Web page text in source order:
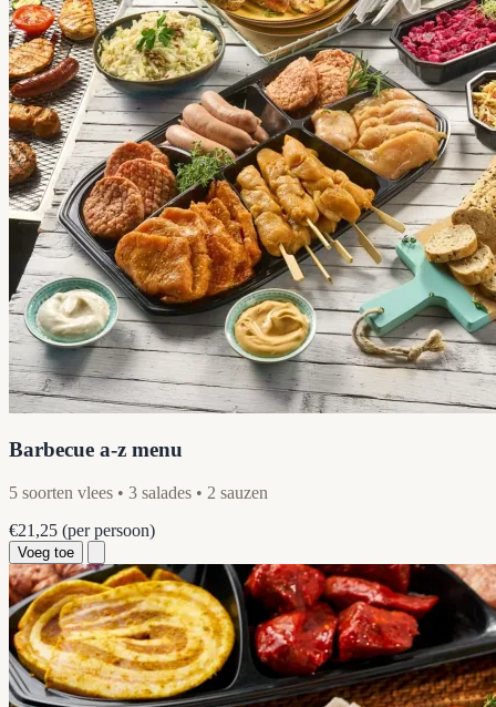
Barbecue a-z menu
5 soorten vlees • 3 salades • 2 sauzen
€21,25 (per persoon)
Voeg toe